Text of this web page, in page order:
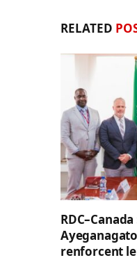
RELATED
renforcent